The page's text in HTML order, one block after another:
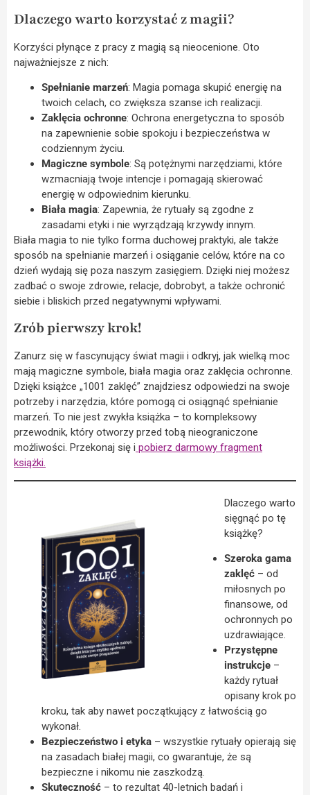
Dlaczego warto korzystać z magii?
Korzyści płynące z pracy z magią są nieocenione. Oto
najważniejsze z nich:
Spełnianie marzeń: Magia pomaga skupić energię na
twoich celach, co zwiększa szanse ich realizacji.
Zaklęcia ochronne: Ochrona energetyczna to sposób
na zapewnienie sobie spokoju i bezpieczeństwa w
codziennym życiu.
Magiczne symbole: Są potężnymi narzędziami, które
wzmacniają twoje intencje i pomagają skierować
energię w odpowiednim kierunku.
Biała magia: Zapewnia, że rytuały są zgodne z
zasadami etyki i nie wyrządzają krzywdy innym.
Biała magia to nie tylko forma duchowej praktyki, ale także
sposób na spełnianie marzeń i osiąganie celów, które na co
dzień wydają się poza naszym zasięgiem. Dzięki niej możesz
zadbać o swoje zdrowie, relacje, dobrobyt, a także ochronić
siebie i bliskich przed negatywnymi wpływami.
Zrób pierwszy krok!
Zanurz się w fascynujący świat magii i odkryj, jak wielką moc
mają magiczne symbole, biała magia oraz zaklęcia ochronne.
Dzięki książce „1001 zaklęć” znajdziesz odpowiedzi na swoje
potrzeby i narzędzia, które pomogą ci osiągnąć spełnianie
marzeń. To nie jest zwykła książka – to kompleksowy
przewodnik, który otworzy przed tobą nieograniczone
możliwości. Przekonaj się i pobierz darmowy fragment
książki.
Dlaczego warto
sięgnąć po tę
książkę?
Szeroka gama
zaklęć – od
miłosnych po
finansowe, od
ochronnych po
uzdrawiające.
Przystępne
instrukcje –
każdy rytuał
opisany krok po
kroku, tak aby nawet początkujący z łatwością go
wykonał.
Bezpieczeństwo i etyka – wszystkie rytuały opierają się
na zasadach białej magii, co gwarantuje, że są
bezpieczne i nikomu nie zaszkodzą.
Skuteczność – to rezultat 40-letnich badań i